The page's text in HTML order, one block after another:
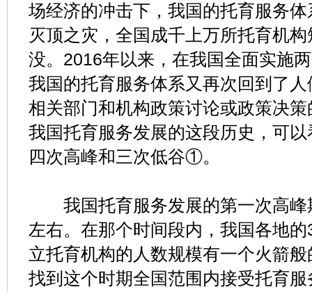
场经济的冲击下，我国的托育服务
灭顶之灾，全国成千上万所托育机
没。2016年以来，在我国全面实施
我国的托育服务体系又再次回到了
相关部门和机构政策讨论或政策决
我国托育服务发展的这段历史，可
四次高峰和三次低谷①。
我国托育服务发展的第一次高峰
左右。在那个时间段内，我国各地
立托育机构的人数规模有一个火箭
找到这个时期全国范围内接受托育